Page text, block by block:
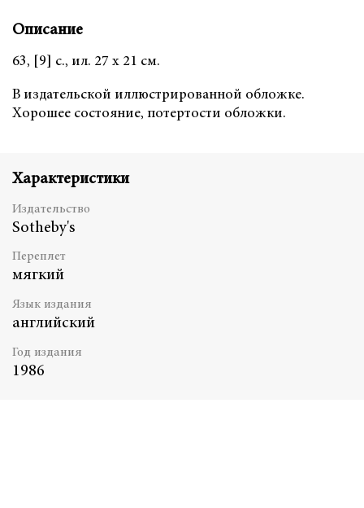
Описание
63, [9] с., ил. 27 х 21 см.
В издательской иллюстрированной обложке.
Хорошее состояние, потертости обложки.
Характеристики
Издательство
Sotheby's
Переплет
мягкий
Язык издания
английский
Год издания
1986